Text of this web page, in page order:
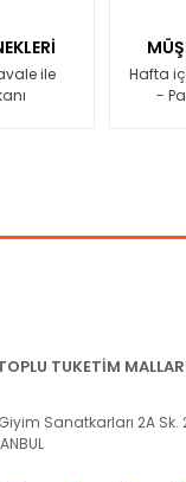
ile
Hafta
-
TUKETİM
Sanatkarları 2A Sk.